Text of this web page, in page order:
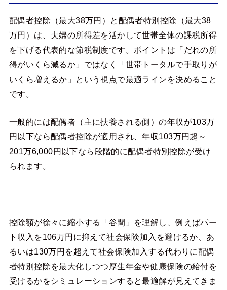
配偶者控除（最大38万円）と配偶者特別控除（最大38
万円）は、夫婦の所得差を活かして世帯全体の課税所得
を下げる代表的な節税制度です。ポイントは「だれの所
得がいくら減るか」ではなく「世帯トータルで手取りが
いくら増えるか」という視点で最適ラインを決めること
です。
一般的には配偶者（主に扶養される側）の年収が103万
円以下なら配偶者控除が適用され、年収103万円超～
201万6,000円以下なら段階的に配偶者特別控除が受け
られます。
控除額が徐々に縮小する「谷間」を理解し、例えばパー
ト収入を106万円に抑えて社会保険加入を避けるか、あ
るいは130万円を超えて社会保険加入する代わりに配偶
者特別控除を最大化しつつ厚生年金や健康保険の給付を
受けるかをシミュレーションすると最適解が見えてきま